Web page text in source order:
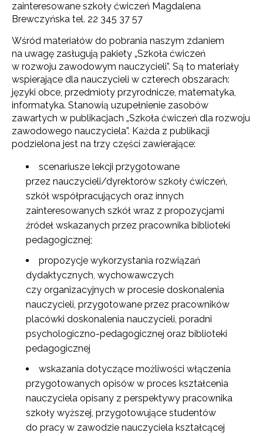
zainteresowane szkoły ćwiczeń Magdalena
Brewczyńska tel. 22 345 37 57
Wśród materiałów do pobrania naszym zdaniem
na uwagę zasługują pakiety „Szkoła ćwiczeń
w rozwoju zawodowym nauczycieli”. Są to materiały
wspierające dla nauczycieli w czterech obszarach:
języki obce, przedmioty przyrodnicze, matematyka,
informatyka. Stanowią uzupełnienie zasobów
zawartych w publikacjach „Szkoła ćwiczeń dla rozwoju
zawodowego nauczyciela”. Każda z publikacji
podzielona jest na trzy części zawierające:
scenariusze lekcji przygotowane
przez nauczycieli/dyrektorów szkoły ćwiczeń,
szkół współpracujących oraz innych
zainteresowanych szkół wraz z propozycjami
źródeł wskazanych przez pracownika biblioteki
pedagogicznej;
propozycje wykorzystania rozwiązań
dydaktycznych, wychowawczych
czy organizacyjnych w procesie doskonalenia
nauczycieli, przygotowane przez pracowników
placówki doskonalenia nauczycieli, poradni
psychologiczno-pedagogicznej oraz biblioteki
pedagogicznej
wskazania dotyczące możliwości włączenia
przygotowanych opisów w proces kształcenia
nauczyciela opisany z perspektywy pracownika
szkoły wyższej, przygotowujące studentów
do pracy w zawodzie nauczyciela kształcącej